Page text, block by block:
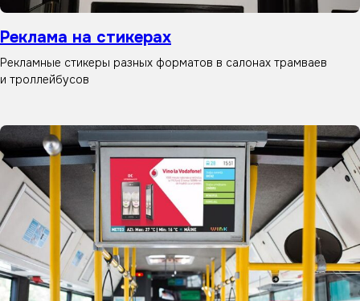
Реклама на стикерах
Рекламные стикеры разных форматов в салонах трамваев
и троллейбусов